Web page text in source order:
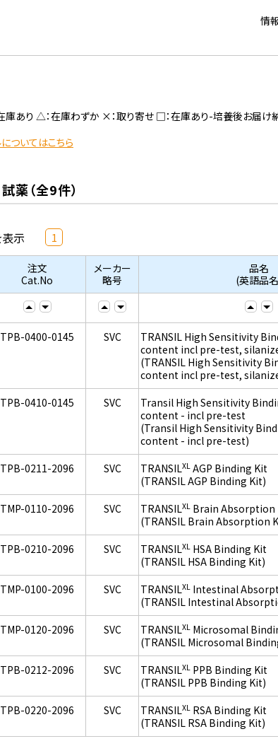
情
庫あり △：在庫わずか ×：取り寄せ □：在庫あり-培養後お届け
ついてはこちら
薬（全9件）
示 1
注文
Cat.No
メーカー
略号
品名
(英語品
TPB-0400-0145 SVC
TRANSIL High Sensitivity
content incl pre-test,
(TRANSIL High Sensitivity
content incl pre-test,
TPB-0410-0145 SVC
Transil High Sensitivity
content - incl pre-test
(Transil High Sensitivity
content - incl pre-test)
TPB-0211-2096 SVC TRANSILXL AGP Binding Kit
(TRANSIL AGP Binding Kit)
TMP-0110-2096 SVC TRANSILXL Brain Absorption
(TRANSIL Brain Absorption
TPB-0210-2096 SVC TRANSILXL HSA Binding Kit
(TRANSIL HSA Binding Kit)
TMP-0100-2096 SVC TRANSILXL Intestinal
(TRANSIL Intestinal
TMP-0120-2096 SVC TRANSILXL Microsomal
(TRANSIL Microsomal
TPB-0212-2096 SVC TRANSILXL PPB Binding Kit
(TRANSIL PPB Binding Kit)
TPB-0220-2096 SVC TRANSILXL RSA Binding Kit
(TRANSIL RSA Binding Kit)